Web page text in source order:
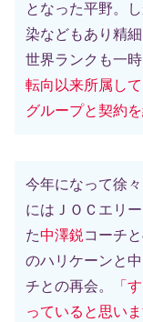
となった平野。
染などもあり精
世界ランクも一
転向以来所属し
グループと契約
今年になって徐
にはＪＯＣエリ
た中澤鋭コーチ
のハリケーンと
チとの再会。
「
っていると思いま